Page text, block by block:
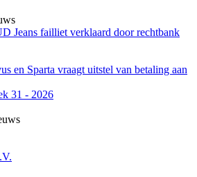
Jeans failliet verklaard door rechtbank
en Sparta vraagt uitstel van betaling aan
31 - 2026